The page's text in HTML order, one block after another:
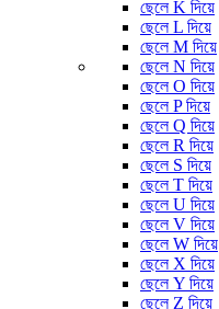
ছেলে K দিয়ে
ছেলে L দিয়ে
ছেলে M দিয়ে
ছেলে N দিয়ে
ছেলে O দিয়ে
ছেলে P দিয়ে
ছেলে Q দিয়ে
ছেলে R দিয়ে
ছেলে S দিয়ে
ছেলে T দিয়ে
ছেলে U দিয়ে
ছেলে V দিয়ে
ছেলে W দিয়ে
ছেলে X দিয়ে
ছেলে Y দিয়ে
ছেলে Z দিয়ে